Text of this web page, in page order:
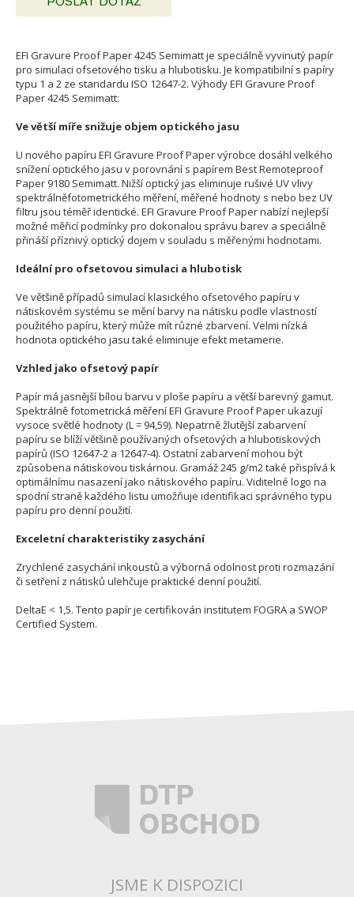
EFI Gravure Proof Paper 4245 Semimatt je speciálně vyvinutý papír
pro simulaci ofsetového tisku a hlubotisku. Je kompatibilní s papíry
typu 1 a 2 ze standardu ISO 12647-2. Výhody EFI Gravure Proof
Paper 4245 Semimatt:
Ve větší míře snižuje objem optického jasu
U nového papíru EFI Gravure Proof Paper výrobce dosáhl velkého
snížení optického jasu v porovnání s papírem Best Remoteproof
Paper 9180 Semimatt. Nižší optický jas eliminuje rušivé UV vlivy
spektrálněfotometrického měření, měřené hodnoty s nebo bez UV
filtru jsou téměř identické. EFI Gravure Proof Paper nabízí nejlepší
možné měřicí podmínky pro dokonalou správu barev a speciálně
přináší příznivý optický dojem v souladu s měřenými hodnotami.
Ideální pro ofsetovou simulaci a hlubotisk
Ve většině případů simulací klasického ofsetového papíru v
nátiskovém systému se mění barvy na nátisku podle vlastností
použitého papíru, který může mít různé zbarvení. Velmi nízká
hodnota optického jasu také eliminuje efekt metamerie.
Vzhled jako ofsetový papír
Papír má jasnější bílou barvu v ploše papíru a větší barevný gamut.
Spektrálně fotometrická měření EFI Gravure Proof Paper ukazují
vysoce světlé hodnoty (L = 94,59). Nepatrně žlutější zabarvení
papíru se blíží většině používaných ofsetových a hlubotiskových
papírů (ISO 12647-2 a 12647-4). Ostatní zabarvení mohou být
způsobena nátiskovou tiskárnou. Gramáž 245 g/m2 také přispívá k
optimálnímu nasazení jako nátiskového papíru. Viditelné logo na
spodní straně každého listu umožňuje identifikaci správného typu
papíru pro denní použití.
Exceletní charakteristiky zasychání
Zrychlené zasychání inkoustů a výborná odolnost proti rozmazání
či setření z nátisků ulehčuje praktické denní použití.
DeltaE < 1,5. Tento papír je certifikován institutem FOGRA a SWOP
Certified System.
JSME K DISPOZICI